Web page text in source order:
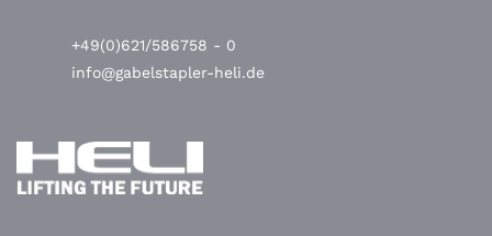
+49(0)621/586758 - 0
info@gabelstapler-heli.de